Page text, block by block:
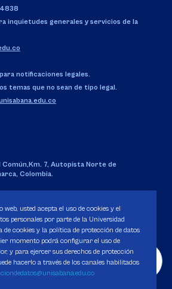
inquietudes generales y servicios de la
notificaciones legales.
temas que no sean de tipo legal.
Común,Km. 7, Autopista Norte de
Colombia.
130 del 14 de enero de 1980.
de datos
web, usted acepta el uso de cookies y el
personales por parte de la Universidad
cookies y la política de protección de datos
momento podrá configurar el uso de
y para ejercer sus derechos de protección
hacerlo a través de los canales habilitados